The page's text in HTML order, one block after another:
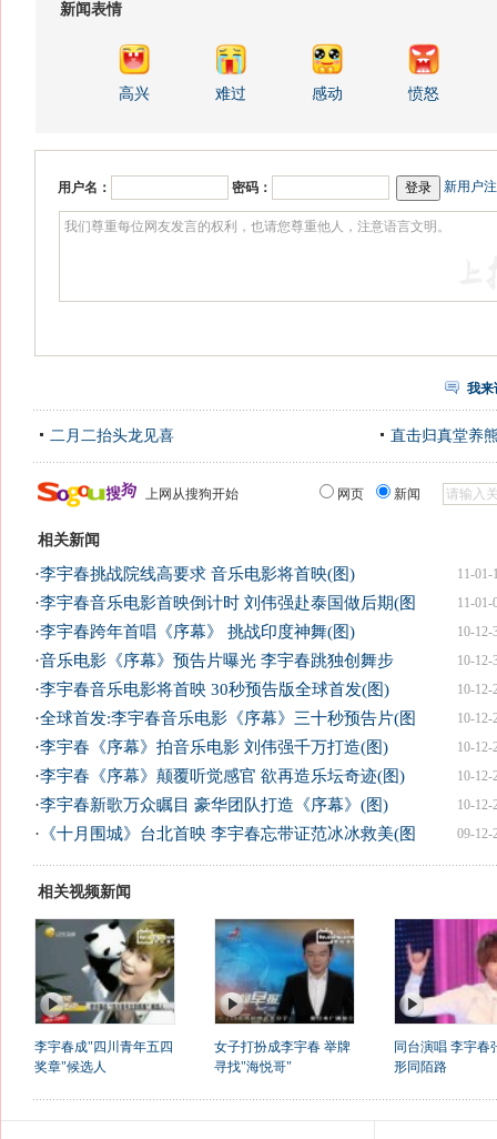
新闻表情
高兴 难过 感动 愤怒
用户名： 密码： 新用户
我来
二月二抬头龙见喜 直击归真堂养
上网从搜狗开始 网页 新闻
相关新闻
11-01-
·李宇春挑战院线高要求 音乐电影将首映(图)
11-01-
·李宇春音乐电影首映倒计时 刘伟强赴泰国做后期(图
10-12-
·李宇春跨年首唱《序幕》 挑战印度神舞(图)
10-12-
·音乐电影《序幕》预告片曝光 李宇春跳独创舞步
10-12-
·李宇春音乐电影将首映 30秒预告版全球首发(图)
10-12-
·全球首发:李宇春音乐电影《序幕》三十秒预告片(图
10-12-
·李宇春《序幕》拍音乐电影 刘伟强千万打造(图)
10-12-
·李宇春《序幕》颠覆听觉感官 欲再造乐坛奇迹(图)
10-12-
·李宇春新歌万众瞩目 豪华团队打造《序幕》(图)
09-12-
· 《十月围城》台北首映 李宇春忘带证范冰冰救美(图
相关视频新闻
李宇春成"四川青年五四
奖章"候选人
女子打扮成李宇春 举牌
寻找"海悦哥"
同台演唱 李宇春
形同陌路